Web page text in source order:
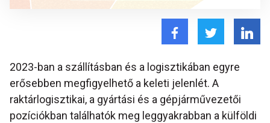
2023-ban a szállításban és a logisztikában egyre
erősebben megfigyelhető a keleti jelenlét. A
raktárlogisztikai, a gyártási és a gépjárművezetői
pozíciókban találhatók meg leggyakrabban a külföldi